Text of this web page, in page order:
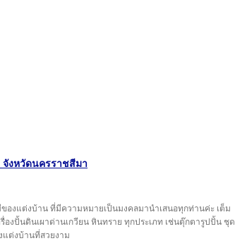
จังหวัดนครราชสีมา
งแต่งบ้าน ที่มีความหมายเป็นมงคลมานำเสนอทุกท่านค่ะ เต็ม
งปั้นดินเผาด่านเกวียน หินทราย ทุกประเภท เช่นตุ๊กตารูปปั้น ชุด
แต่งบ้านที่สวยงาม